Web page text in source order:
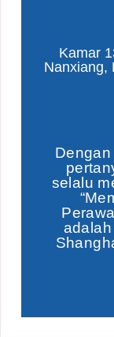
Kamar
Nanxiang,
selalu